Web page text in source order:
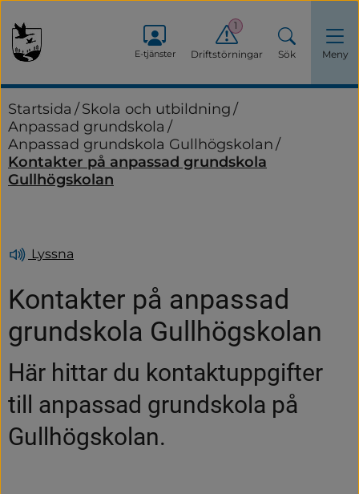
E-tjänster Driftstörningar
1
Sök Meny
Startsida /Skola och utbildning/
Anpassad grundskola /
Anpassad grundskola Gullhögskolan/
Kontakter på anpassad grundskola
Gullhögskolan
Lyssna
Kontakter på anpassad
grundskola Gullhögskolan
Här hittar du kontakt­uppgifter
till anpassad grundskola på
Gullhögskolan.